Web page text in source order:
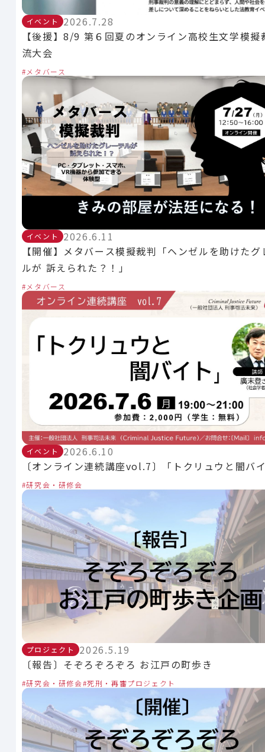
イベント
2026.7.28
【後援】8/9 第６回夏のオンライン高校生文学模擬
流大会
メタバース
イベント
2026.6.11
【開催】メタバース模擬裁判「ヘンゼルを助けたグ
ルが 訴えられた？！」
メタバース
イベント
2026.6.10
〔オンライン連続講座vol.7〕「トクリュウと闇バ
研究会・研修会
プロジェクト
2026.5.19
〔報告〕そぞろぞろぞろ お江戸の町歩き
研究会・研修会 死刑・再審プロジェクト